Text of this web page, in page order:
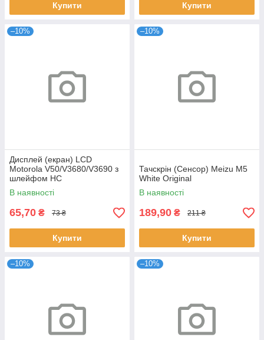
Купити Купити
–10%
Дисплей (екран) LCD
Motorola V50/V3680/V3690 з
шлейфом HC
В наявності
65,70 ₴ 73 ₴
Купити
–10%
Тачскрін (Сенсор) Meizu M5
White Original
В наявності
189,90 ₴ 211 ₴
Купити
–10% –10%